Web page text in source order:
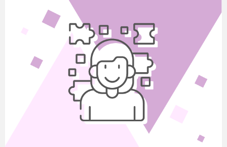
Процес запліднення яйцеклітини відбувається в
матковій трубі. Із цього моменту починається розвиток
зародка. Запліднена яйцеклітина просувається до матки.
Просуваючись, вона активно ділиться. До момен
потрапляння в матку зародок складається з 32 клітин.
Тут зародок укорінюється в слизову оболонку стінки
матки, швидко ділиться й росте. Під час розвитку
зародка утворюються три зародкові оболонки — амніон,
На 6 - 7 день зародок імплантується в ендометрій
(слизова оболонка матки). На другому й третьому тижні
в зародку можна виділити зовнішній, внутрішній і